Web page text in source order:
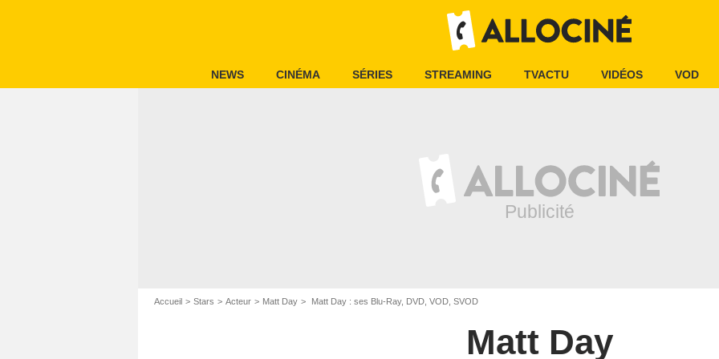
NEWS CINÉMA SÉRIES STREAMING TVACTU VIDÉOS VOD
Accueil Stars Acteur Matt Day Matt Day : ses Blu-Ray, DVD, VOD, SVOD
Matt Day